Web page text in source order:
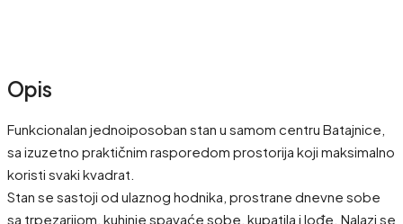
Opis
Funkcionalan jednoiposoban stan u samom centru Batajnice,
sa izuzetno praktičnim rasporedom prostorija koji maksimalno
koristi svaki kvadrat.
Stan se sastoji od ulaznog hodnika, prostrane dnevne sobe
sa trpezarijom, kuhinje spavaće sobe, kupatila i lođe. Nalazi se